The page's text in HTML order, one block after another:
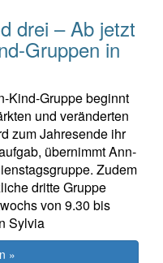
drei – Ab jetzt
Gruppen in
Kind-Gruppe beginnt
und veränderten
zum Jahresende ihr
übernimmt Ann-
Zudem
dritte Gruppe
von 9.30 bis
Sylvia
»